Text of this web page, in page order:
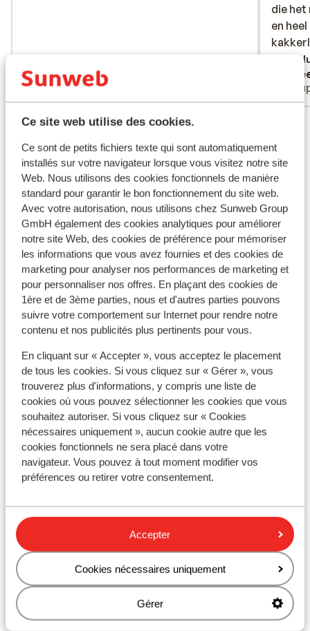
Ce site web utilise des cookies.
Ce sont de petits fichiers texte qui sont automatiquement
installés sur votre navigateur lorsque vous visitez notre site
Web. Nous utilisons des cookies fonctionnels de manière
standard pour garantir le bon fonctionnement du site web.
Avec votre autorisation, nous utilisons chez Sunweb Group
GmbH également des cookies analytiques pour améliorer
notre site Web, des cookies de préférence pour mémoriser
les informations que vous avez fournies et des cookies de
marketing pour analyser nos performances de marketing et
pour personnaliser nos offres. En plaçant des cookies de
1ère et de 3ème parties, nous et d'autres parties pouvons
suivre votre comportement sur Internet pour rendre notre
contenu et nos publicités plus pertinents pour vous.
En cliquant sur « Accepter », vous acceptez le placement
de tous les cookies. Si vous cliquez sur « Gérer », vous
trouverez plus d'informations, y compris une liste de
cookies où vous pouvez sélectionner les cookies que vous
souhaitez autoriser. Si vous cliquez sur « Cookies
nécessaires uniquement », aucun cookie autre que les
cookies fonctionnels ne sera placé dans votre
navigateur. Vous pouvez à tout moment modifier vos
préférences ou retirer votre consentement.
Accepter
Cookies nécessaires uniquement
Gérer
Hanneke
Couples
die het
en
die het
en
E
Voir tous les 27 avis
Autres hébergements - Lanzarote
Hôtel Fariones
Hotel Las Costas
Hôtel Lava Beach
Paradisus Salinas Lanzarote - Réservé aux
adultes
Hôtel Plus Fariones Suite
Radisson Blu Resort Lanzarote
Iberostar Selection Lanzarote Park
Hôtel Barcelo Playa Blanca Royal Level
La Isla y el Mar Hôtel Boutique - Réservé aux
Hôtel Princesa Yaiza Suite Hotel Resort
Hôtel Seaside Los Jameos